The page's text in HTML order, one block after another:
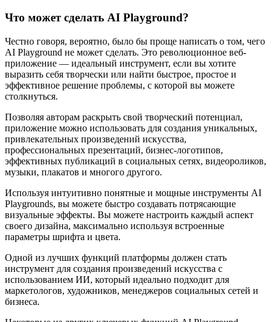
Что может сделать AI Playground?
Честно говоря, вероятно, было бы проще написать о том, чего
AI Playground не может сделать. Это революционное веб-
приложение — идеальный инструмент, если вы хотите
выразить себя творчески или найти быстрое, простое и
эффективное решение проблемы, с которой вы можете
столкнуться.
Позволяя авторам раскрыть свой творческий потенциал,
приложение можно использовать для создания уникальных,
привлекательных произведений искусства,
профессиональных презентаций, бизнес-логотипов,
эффективных публикаций в социальных сетях, видеороликов,
музыки, плакатов и многого другого.
Используя интуитивно понятные и мощные инструменты AI
Playgrounds, вы можете быстро создавать потрясающие
визуальные эффекты. Вы можете настроить каждый аспект
своего дизайна, максимально используя встроенные
параметры шрифта и цвета.
Одной из лучших функций платформы должен стать
инструмент для создания произведений искусства с
использованием ИИ, который идеально подходит для
маркетологов, художников, менеджеров социальных сетей и
бизнеса.